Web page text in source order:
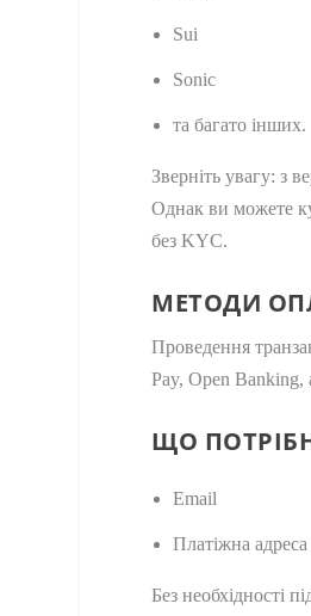
Sui
Sonic
та багато інших.
Зверніть увагу: з
Однак ви можете
без KYC.
МЕТОДИ
Проведення
Pay, Open Banking,
ЩО
Email
Платіжна адреса
Без необхідності